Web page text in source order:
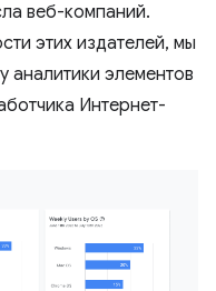
веб-компаний.
этих издателей, мы
аналитики элементов
Интернет-